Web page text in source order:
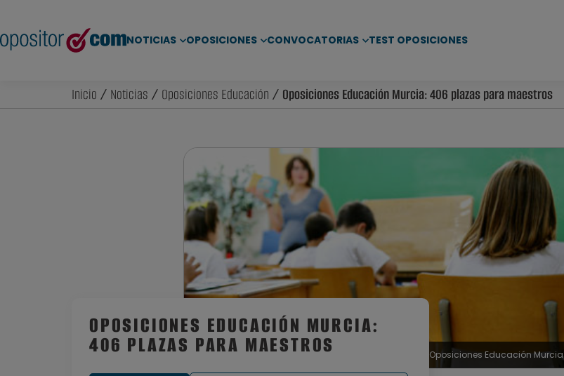
NOTICIAS OPOSICIONES CONVOCATORIAS TEST OPOSICIONES
Inicio / Noticias / Oposiciones Educación / Oposiciones Educación Murcia: 406 plazas para maestros
Oposiciones Educación Murcia
OPOSICIONES EDUCACIÓN MURCIA:
406 PLAZAS PARA MAESTROS